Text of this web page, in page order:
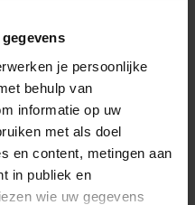
je persoonlijke
behulp van
informatie op uw
met als doel
en content, metingen aan
in publiek en
wie uw gegevens
JONGSTE